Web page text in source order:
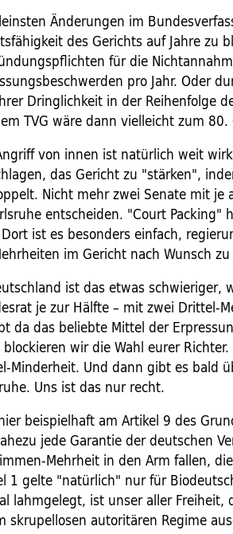
Änderungen im
des Gerichts auf Jahre zu
für die
pro Jahr. Oder
Dringlichkeit in der Reihenfolge
TVG wäre dann vielleicht zum
von innen ist natürlich weit
das Gericht zu "stärken",
Nicht mehr zwei Senate mit je
entscheiden. "Court Packing"
Dort ist es besonders einfach,
im Gericht nach Wunsch
ist das etwas schwieriger,
je zur Hälfte – mit zwei Drittel-
da das beliebte Mittel der
wir die Wahl eurer
Minderheit. Und dann gibt es bald
Uns ist das nur recht.
beispielhaft am Artikel 9 des
jede Garantie der deutschen
Mehrheit in den Arm fallen,
1 gelte "natürlich" nur für
lahmgelegt, ist unser aller
skrupellosen autoritären Regime